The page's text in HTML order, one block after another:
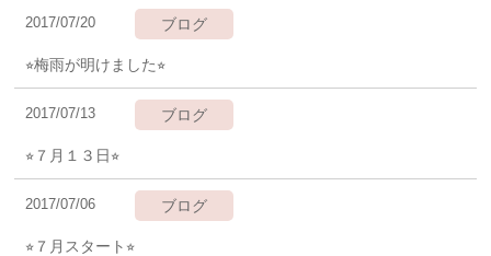
ブログ
2017/07/20
⭐︎梅雨が明けました⭐︎
ブログ
2017/07/13
⭐︎７月１３日⭐︎
ブログ
2017/07/06
⭐︎７月スタート⭐︎